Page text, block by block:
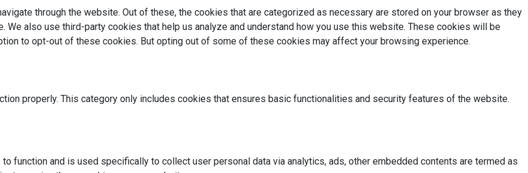
through the website. Out of these, the cookies that are categorized as necessary are stored on your browser as they
also use third-party cookies that help us analyze and understand how you use this website. These cookies will be
to opt-out of these cookies. But opting out of some of these cookies may affect your browsing experience.
properly. This category only includes cookies that ensures basic functionalities and security features of the website.
function and is used specifically to collect user personal data via analytics, ads, other embedded contents are termed as